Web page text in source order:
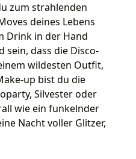
zum strahlenden
deines Lebens
Drink in der Hand
sein, dass die Disco-
wildesten Outfit,
up bist du die
Silvester oder
wie ein funkelnder
Nacht voller Glitzer,